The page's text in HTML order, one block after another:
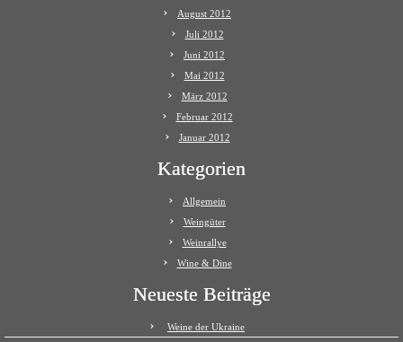
August 2012
Juli 2012
Juni 2012
Mai 2012
März 2012
Februar 2012
Januar 2012
Kategorien
Allgemein
Weingüter
Weinrallye
Wine & Dine
Neueste Beiträge
Weine der Ukraine